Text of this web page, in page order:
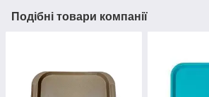
Подібні товари компанії